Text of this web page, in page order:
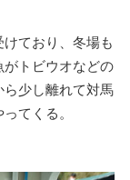
ており、冬場も
トビウオなどの
少し離れて対馬
てくる。